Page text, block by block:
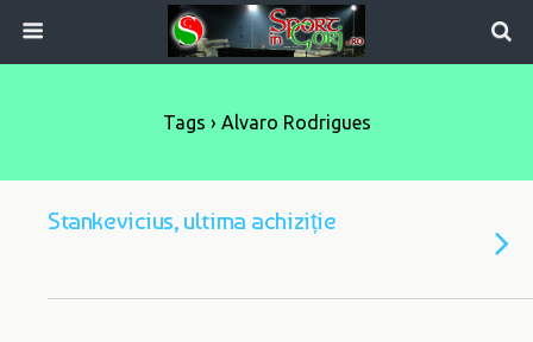
Tags › Alvaro Rodrigues
Stankevicius, ultima achiziție